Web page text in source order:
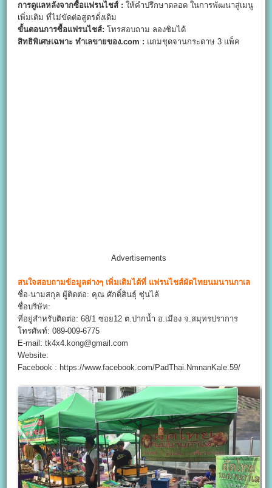
การดูแลหลังจากซื้อแฟรนไชส์ : ให้คำปรึกษาตลอด ในการพัฒนาสู่เมนู
เพิ่มเติม ที่ไม่ขัดต่อสูตรดั่งเดิม
ขั้นตอนการซื้อแฟรนไชส์: โทรสอบถาม ลองชิมได้
สิทธิพิเศษเฉพาะ ทำเลขายของ.com : แถมชุดจานกระดาษ 3 แพ็ค
Advertisements
สนใจสอบถามข้อมูลต่างๆ เพิ่มเติมได้ที่ แฟรนไชส์ผัดไทยนมนานกาเล
ชื่อ-นามสกุล ผู้ติดต่อ: คุณ ศักดิ์สินธุ์ ซุ่นไล้
ชื่อบริษัท:
ที่อยู่สำหรับติดต่อ: 68/1 ซอย12 ต.ปากน้ำ อ.เมือง จ.สมุทรปราการ
โทรศัพท์: 089-009-6775
E-mail: tk4x4.kong@gmail.com
Website:
Facebook : https://www.facebook.com/PadThai.NmnanKale.59/